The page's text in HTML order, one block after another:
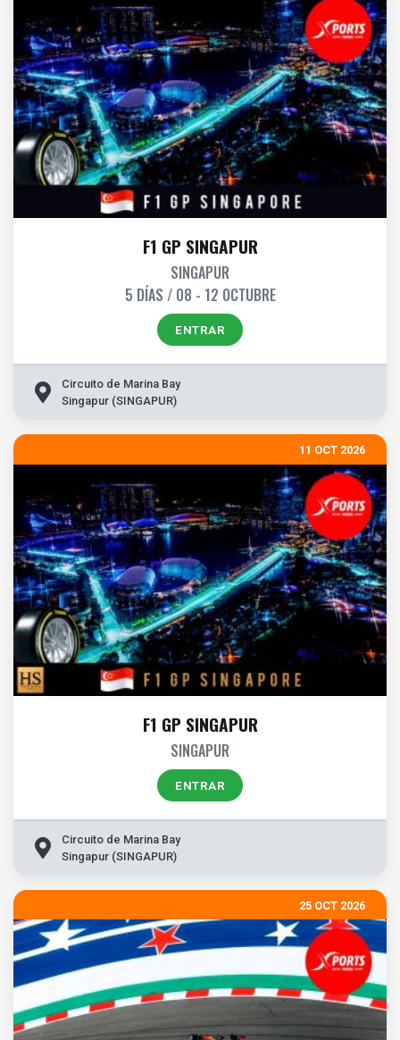
F1 GP SINGAPUR
SINGAPUR
5 DÍAS / 08 - 12 OCTUBRE
ENTRAR
Circuito de Marina Bay
Singapur (SINGAPUR)
11 OCT 2026
F1 GP SINGAPUR
SINGAPUR
ENTRAR
Circuito de Marina Bay
Singapur (SINGAPUR)
25 OCT 2026